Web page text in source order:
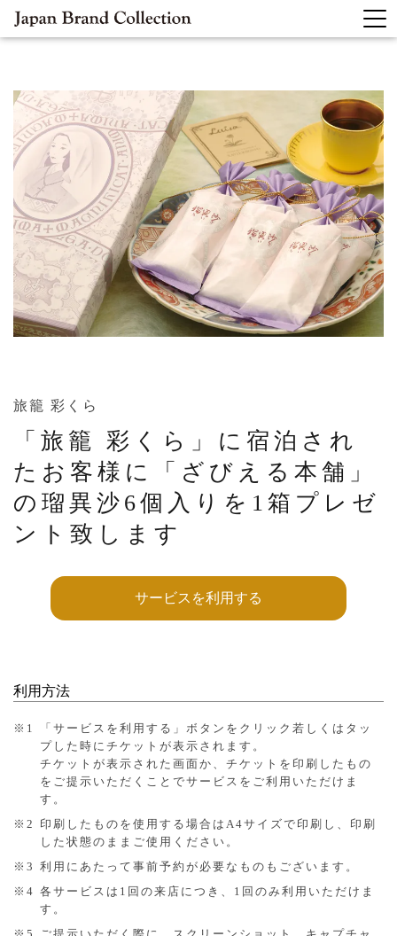
旅籠 彩くら
「旅籠 彩くら」に宿泊され
たお客様に
「ざびえる本舗」
の瑠異沙6個入りを 1箱プレゼ
ント致します
サービスを利用する
利用方法
※1
「サービスを利用する」ボタンをクリック若しくはタッ
プした時にチケットが表示されます。
チケットが表示された画面か、チケットを印刷したもの
をご提示いただくことでサービスをご利用いただけま
す。
※2
印刷したものを使用する場合はA4サイズで印刷し、印刷
した状態のままご使用ください。
※3 利用にあたって事前予約が必要なものもございます。
※4 各サービスは1回の来店につき、1回のみ利用いただけま
す。